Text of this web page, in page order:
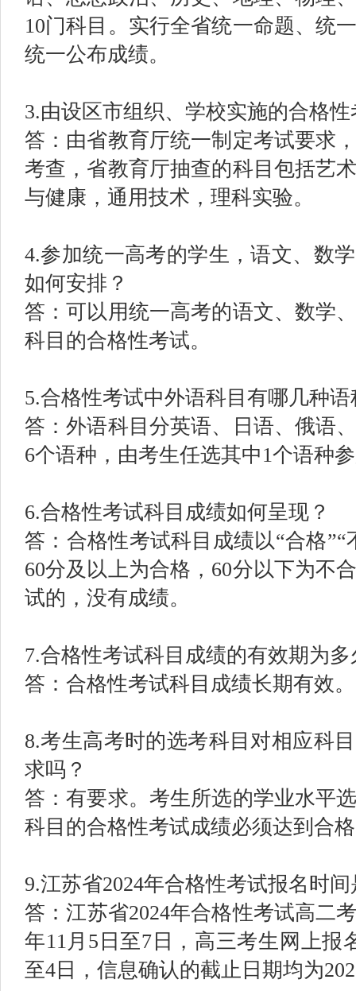
10门科目。实行全省统一命题、统
统一公布成绩。
3.由设区市组织、学校实施的合格
答：由省教育厅统一制定考试要求
考查，省教育厅抽查的科目包括艺
与健康，通用技术，理科实验。
4.参加统一高考的学生，语文、数
如何安排？
答：可以用统一高考的语文、数学
科目的合格性考试。
5.合格性考试中外语科目有哪几种
答：外语科目分英语、日语、俄语
6个语种，由考生任选其中1个语种
6.合格性考试科目成绩如何呈现？
答：合格性考试科目成绩以“合格
60分及以上为合格，60分以下为不
试的，没有成绩。
7.合格性考试科目成绩的有效期为多
答：合格性考试科目成绩长期有效。
8.考生高考时的选考科目对相应科
求吗？
答：有要求。考生所选的学业水平
科目的合格性考试成绩必须达到合
9.江苏省2024年合格性考试报名时
答：江苏省2024年合格性考试高二
年11月5日至7日，高三考生网上报
至4日，信息确认的截止日期均为